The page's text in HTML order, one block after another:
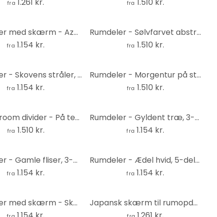
fra fra
Rumdeler med skærm - Azurblåt spejl, 3-delt
fra 1.154 kr.
Rumdeler - Sølvfarvet abstraktion, 5-delt - 225x172 cm
fra 1.510 kr.
Rumdeler - Skovens stråler, 3-delt
fra 1.154 kr.
Rumdeler - Morgentur på stranden , 5-delt - 225x172 cm
fra 1.510 kr.
Screen room divider - På terrassen , 5-delt - 225x172 cm
fra 1.510 kr.
Rumdeler - Gyldent træ, 3-delt
fra 1.154 kr.
Rumdeler - Gamle fliser, 3-delt
fra 1.154 kr.
Rumdeler - Ædel hvid, 5-delt - 225x172 cm
fra 1.154 kr.
Rumdeler med skærm - Skoveng, 3-delt Japansk skærm til rumopdeling - Japansk stil: Bambus, 3-delt